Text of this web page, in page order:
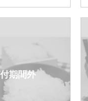
期間外